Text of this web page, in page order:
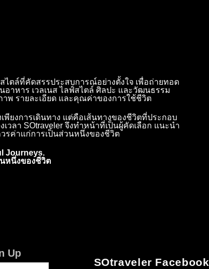
ไตล์ที่คัดสรรประสบการณ์อย่างตั้งใจ เพื่อถ่ายทอด
อาหาร เวลเนส ไลฟ์สไตล์ ศิลปะ และวัฒนธรรม
รายละเอียด และคุณค่าของการใช้ชีวิต
เพียงการเดินทาง แต่คือเส้นทางของชีวิตที่ประกอบ
วลา SOtraveler จึงทำหน้าที่เป็นผู้คัดเลือก แนะนำ
รค่าแก่การเป็นส่วนหนึ่งของชีวิต
Journeys.
หนึ่งของชีวิต
Up
SOtraveler Facebook